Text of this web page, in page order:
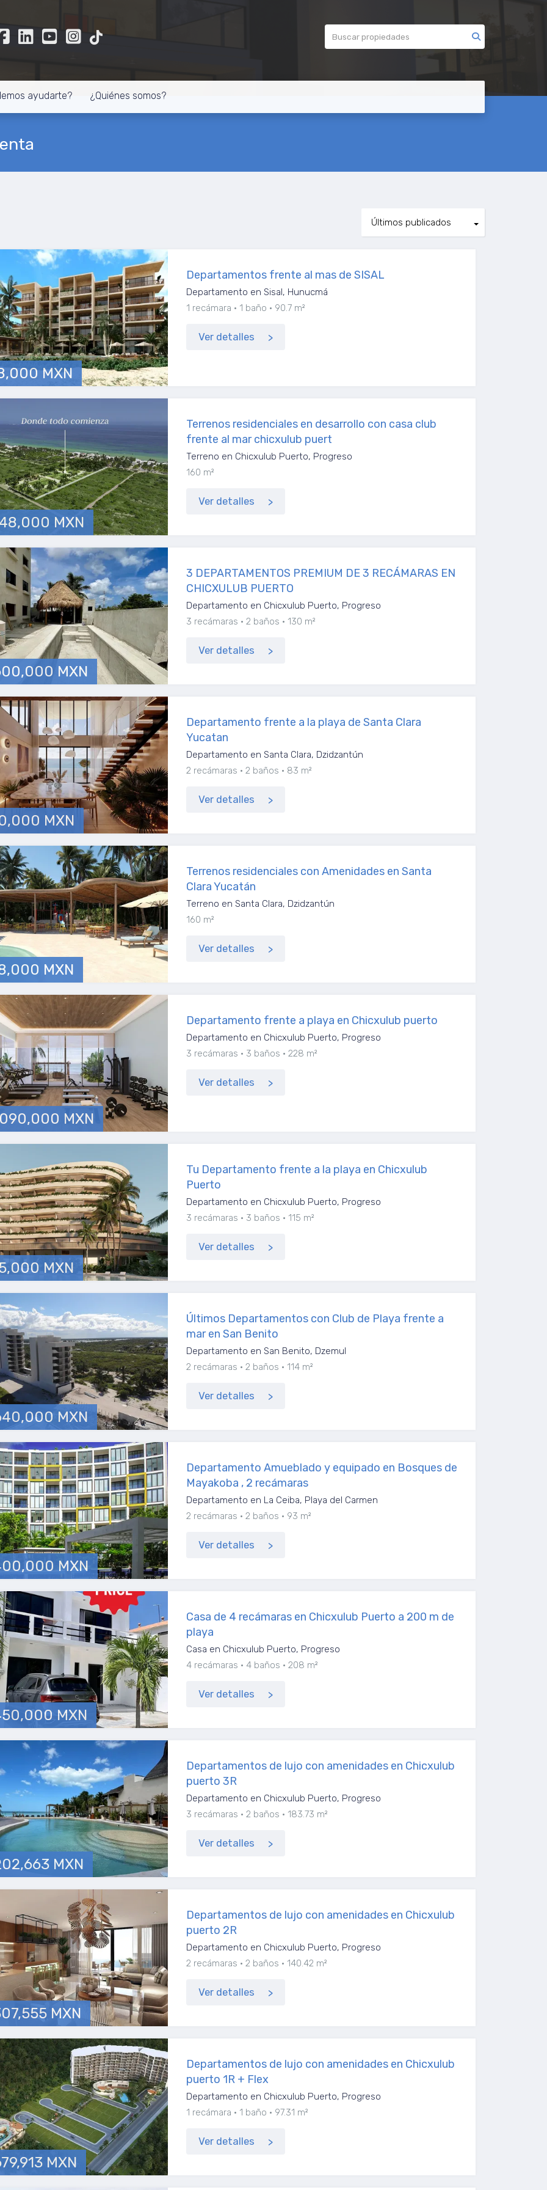
ayudarte? ¿Quiénes somos?
MXN
Departamentos frente al mas de SISAL
Departamento en Sisal, Hunucmá
1 recámara
1 baño 90.7 m²
Ver detalles
MXN
Terrenos residenciales en desarrollo con casa club
frente al mar chicxulub puert
Terreno en Chicxulub Puerto, Progreso
160 m²
Ver detalles
MXN
3 DEPARTAMENTOS PREMIUM DE 3 RECÁMARAS EN
CHICXULUB PUERTO
Departamento en Chicxulub Puerto, Progreso
3 recámaras
2 baños 130 m²
Ver detalles
MXN
Departamento frente a la playa de Santa Clara
Yucatan
Departamento en Santa Clara, Dzidzantún
2 recámaras
2 baños 83 m²
Ver detalles
MXN
Terrenos residenciales con Amenidades en Santa
Clara Yucatán
Terreno en Santa Clara, Dzidzantún
160 m²
Ver detalles
MXN
Departamento frente a playa en Chicxulub puerto
Departamento en Chicxulub Puerto, Progreso
3 recámaras
3 baños 228 m²
Ver detalles
MXN
Tu Departamento frente a la playa en Chicxulub
Puerto
Departamento en Chicxulub Puerto, Progreso
3 recámaras
3 baños 115 m²
Ver detalles
MXN
Últimos Departamentos con Club de Playa frente a
mar en San Benito
Departamento en San Benito, Dzemul
2 recámaras
2 baños 114 m²
Ver detalles
MXN
Departamento Amueblado y equipado en Bosques de
Mayakoba , 2 recámaras
Departamento en La Ceiba, Playa del Carmen
2 recámaras
2 baños 93 m²
Ver detalles
MXN
Casa de 4 recámaras en Chicxulub Puerto a 200 m de
playa
Casa en Chicxulub Puerto, Progreso
4 recámaras
4 baños 208 m²
Ver detalles
MXN
Departamentos de lujo con amenidades en Chicxulub
puerto 3R
Departamento en Chicxulub Puerto, Progreso
3 recámaras
2 baños 183.73 m²
Ver detalles
MXN
Departamentos de lujo con amenidades en Chicxulub
puerto 2R
Departamento en Chicxulub Puerto, Progreso
2 recámaras
2 baños 140.42 m²
Ver detalles
MXN
Departamentos de lujo con amenidades en Chicxulub
puerto 1R + Flex
Departamento en Chicxulub Puerto, Progreso
1 recámara
1 baño 97.31 m²
Ver detalles